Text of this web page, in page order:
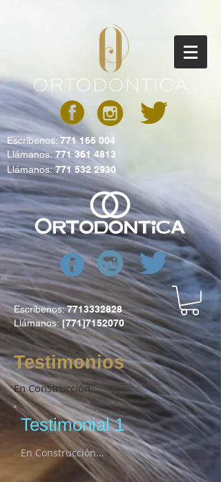
Escríbenos: 771 166 004
Llámanos: 771 361 4813
Llámanos: 771 532 2930
Escríbenos:7713332828
Llámanos: [771]7152070
Testimonios
En Construcción...
Testimonial 1
En Construcción...